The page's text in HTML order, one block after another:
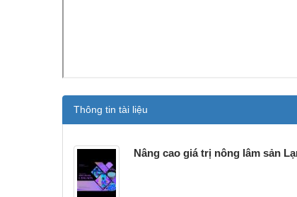
Thông tin tài liệu
Nâng cao giá trị nông lâm sản